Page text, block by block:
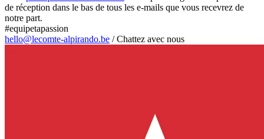
de réception dans le bas de tous les e-mails que vous recevrez de
notre part.
#equipetapassion
hello@lecomte-alpirando.be /Chattez avec nous